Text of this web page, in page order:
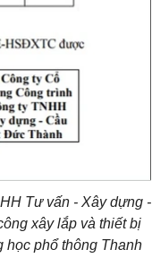
Tư vấn - Xây dựng -
xây lắp và thiết bị
học phổ thông Thanh